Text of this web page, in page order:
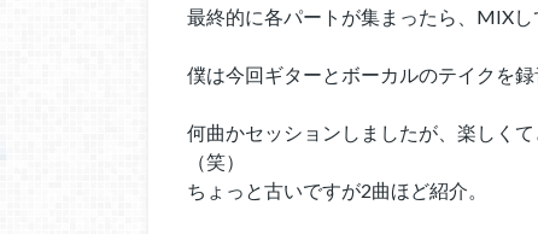
最終的に各パートが集まったら、MIXし
僕は今回ギターとボーカルのテイクを録
何曲かセッションしましたが、楽しく
（笑）
ちょっと古いですが2曲ほど紹介。